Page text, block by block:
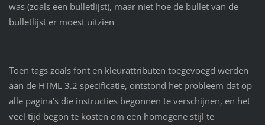
was (zoals een bulletlijst), maar niet hoe de bullet van de
bulletlijst er moest uitzien
Toen tags zoals fonten kleurattributen toegevoegd werden
aan de HTML 3.2 specificatie, ontstond het probleem dat op
alle pagina’s die instructies begonnen te verschijnen, en het
veel tijd begon te kosten om een homogene stijl te